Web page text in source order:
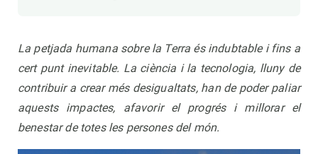
La petjada humana sobre la Terra és indubtable i fins a
cert punt inevitable. La ciència i la tecnologia, lluny de
contribuir a crear més desigualtats, han de poder paliar
aquests impactes, afavorir el progrés i millorar el
benestar de totes les persones del món.